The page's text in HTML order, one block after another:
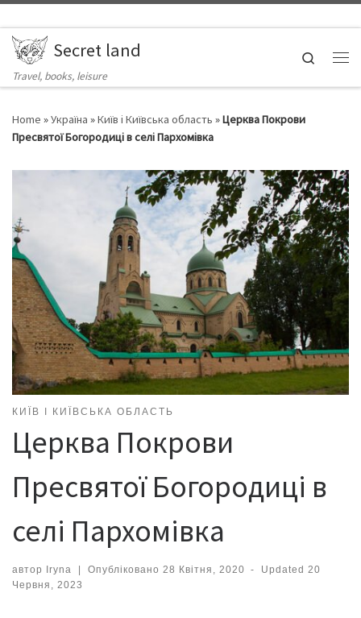
Secret land
Travel, books, leisure
Search
Home »Україна »Київ і Київська область »Церква Покрови
Пресвятої Богородиці в селі Пархомівка
КИЇВ І КИЇВСЬКА ОБЛАСТЬ
Церква Покрови
Пресвятої Богородиці в
селі Пархомівка
автор Iryna Опубліковано 28 Квітня, 2020 - Updated20
Червня, 2023